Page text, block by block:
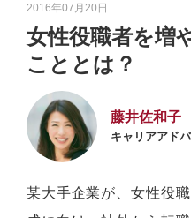
2016年07月20日
女性役職者を増
こととは？
藤井佐和子
キャリアアド
某大手企業が、女性役